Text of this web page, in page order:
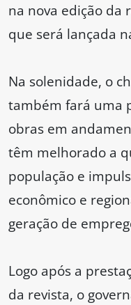
na nova edição da
que será lançada
Na solenidade, o
também fará uma
obras em
têm melhorado a
população e
econômico e
geração de
Logo após a
da revista, o